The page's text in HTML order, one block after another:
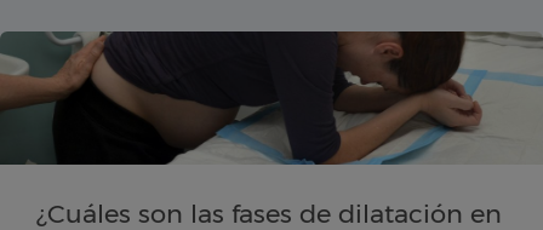
¿Cuáles son las fases de dilatación en